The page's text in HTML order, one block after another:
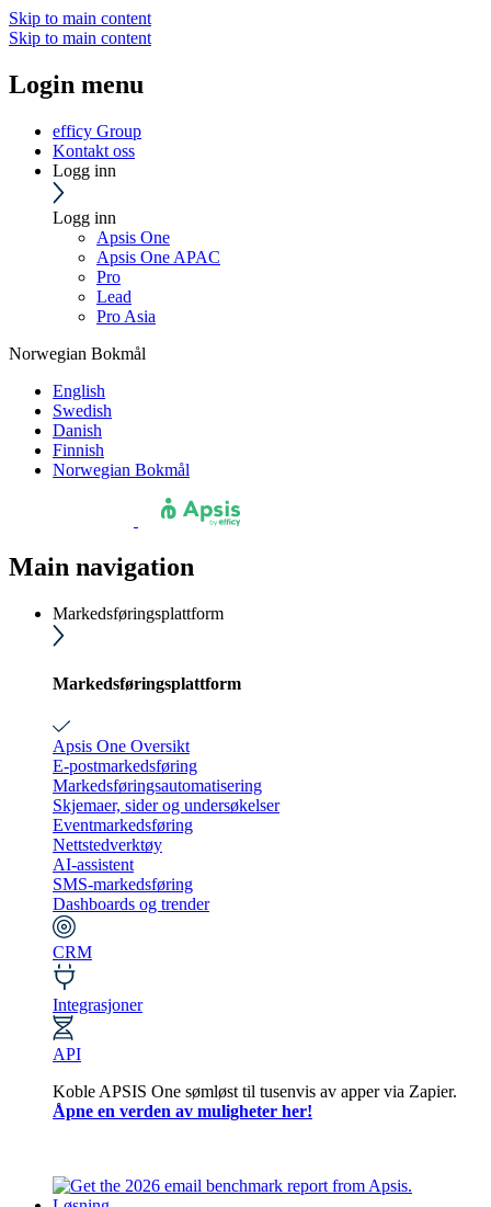
Skip to main content
Skip to main content
Login menu
efficy Group
Kontakt oss
Logg inn
Logg inn
Apsis One
Apsis One APAC
Pro
Lead
Pro Asia
Norwegian Bokmål
English
Swedish
Danish
Finnish
Norwegian Bokmål
Main navigation
Markedsføringsplattform
Markedsføringsplattform
Apsis One Oversikt
E-postmarkedsføring
Markedsføringsautomatisering
Skjemaer, sider og undersøkelser
Eventmarkedsføring
Nettstedverktøy
AI-assistent
SMS-markedsføring
Dashboards og trender
CRM
Integrasjoner
API
Koble APSIS One sømløst til tusenvis av apper via Zapier.
Åpne en verden av muligheter her!